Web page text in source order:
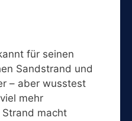
für seinen
Sandstrand und
– aber wusstest
mehr
macht